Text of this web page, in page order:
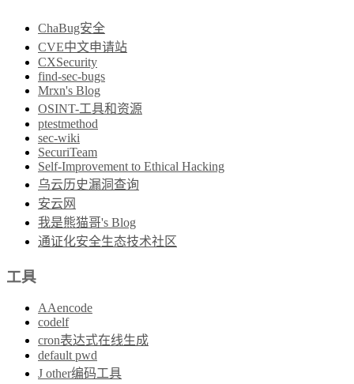
ChaBug安全
CVE中文申请站
CXSecurity
find-sec-bugs
Mrxn's Blog
OSINT-工具和资源
ptestmethod
sec-wiki
SecuriTeam
Self-Improvement to Ethical Hacking
乌云历史漏洞查询
安云网
我是熊猫哥's Blog
通证化安全生态技术社区
工具
AAencode
codelf
cron表达式在线生成
default pwd
J other编码工具